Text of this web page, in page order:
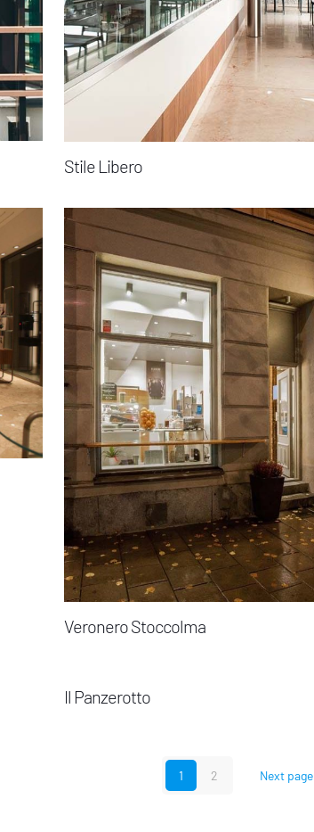
Stile Libero
Veronero Stoccolma
Il Panzerotto
1 2 Next page